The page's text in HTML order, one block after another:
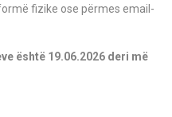
fizike ose përmes email-
është 19.06.2026 deri më